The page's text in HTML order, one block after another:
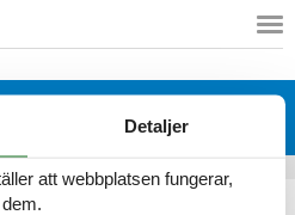
av stugor Vänern
att hitta det största urvalet av
Detaljer
att webbplatsen fungerar,